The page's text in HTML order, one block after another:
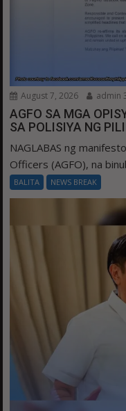
August 7, 2026 admin
AGFO SA MGA
SA POLISIYA NG
NAGLABAS ng
Officers (AGFO), na
BALITA NEWS BREAK